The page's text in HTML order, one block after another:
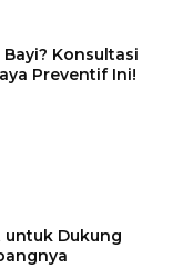
Konsultasi
Preventif Ini!
untuk Dukung